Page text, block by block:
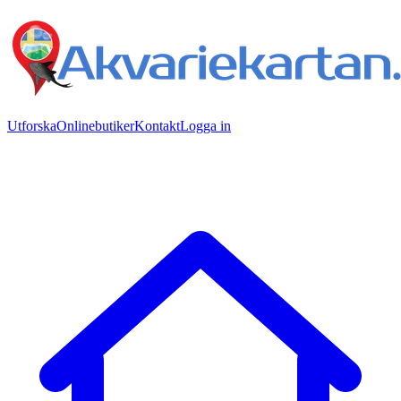
UtforskaOnlinebutikerKontaktLogga in